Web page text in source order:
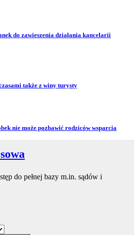
do zawieszenia działania kancelarii
także z winy turysty
nie może pozbawić rodziców wsparcia
do pełnej bazy m.in. sądów i